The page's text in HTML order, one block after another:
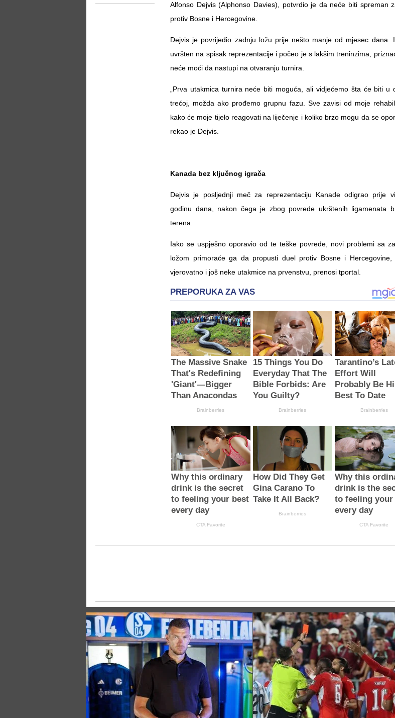
Alfonso Dejvis (Alphonso Davies), potvrdio je da neće biti spreman
protiv Bosne i Hercegovine.
Dejvis je povrijedio zadnju ložu prije nešto manje od mjesec dana.
uvršten na spisak reprezentacije i počeo je s lakšim treninzima,
neće moći da nastupi na otvaranju turnira.
„Prva utakmica turnira neće biti moguća, ali vidjećemo šta će biti u
trećoj, možda ako prođemo grupnu fazu. Sve zavisi od moje
kako će moje tijelo reagovati na liječenje i koliko brzo mogu da se
rekao je Dejvis.
Kanada bez ključnog igrača
Dejvis je posljednji meč za reprezentaciju Kanade odigrao prije
godinu dana, nakon čega je zbog povrede ukrštenih ligamenata
terena.
Iako se uspješno oporavio od te teške povrede, novi problemi sa
ložom primoraće ga da propusti duel protiv Bosne i
vjerovatno i još neke utakmice na prvenstvu, prenosi tportal.